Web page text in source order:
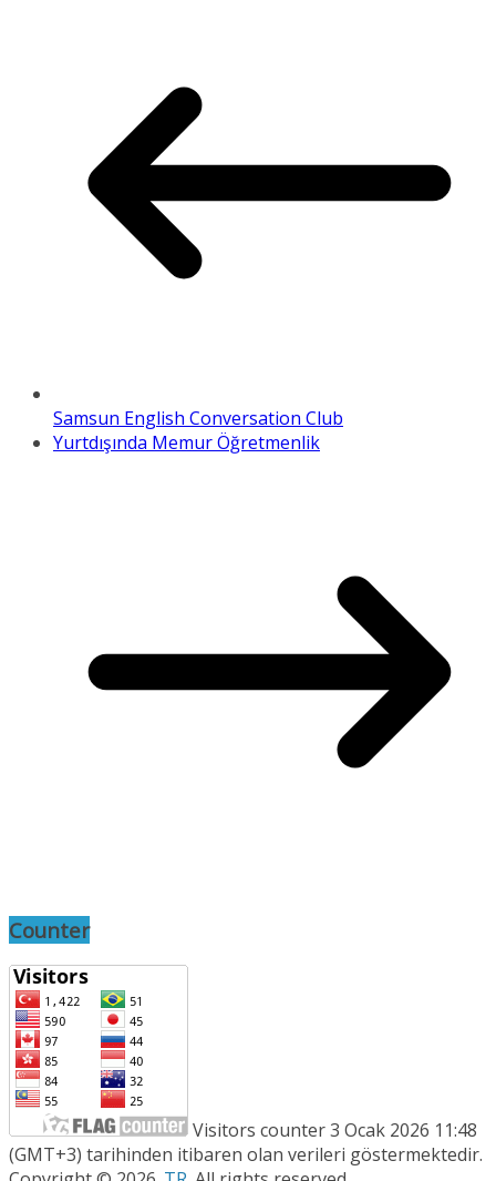
Samsun English Conversation Club
Yurtdışında Memur Öğretmenlik
Counter
Visitors counter 3 Ocak 2026 11:48
(GMT+3) tarihinden itibaren olan verileri göstermektedir.